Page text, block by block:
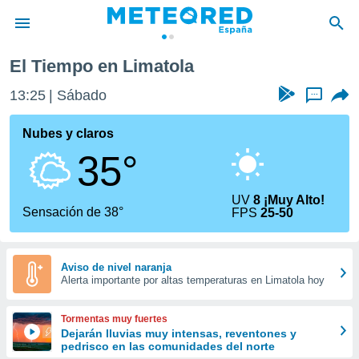
de
por
que se
calidad.
a este
las
y
forma
digital
basada
El Tiempo en Limatola
13:25 Sábado ...
Nubes y claros
35°
Sensación de 38°
UV8 ¡Muy Alto!
FPS25-50
Aviso de nivel naranja
Alerta importante por altas temperaturas en Limatola hoy
Tormentas muy fuertes
Dejarán lluvias muy intensas, reventones y
pedrisco en las comunidades del norte